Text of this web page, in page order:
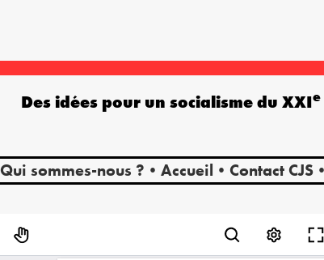
Qui sommes-nous ? Accueil Contact CJS
Des idées pour un socialisme du XXIe